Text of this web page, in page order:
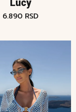
6.890 RSD